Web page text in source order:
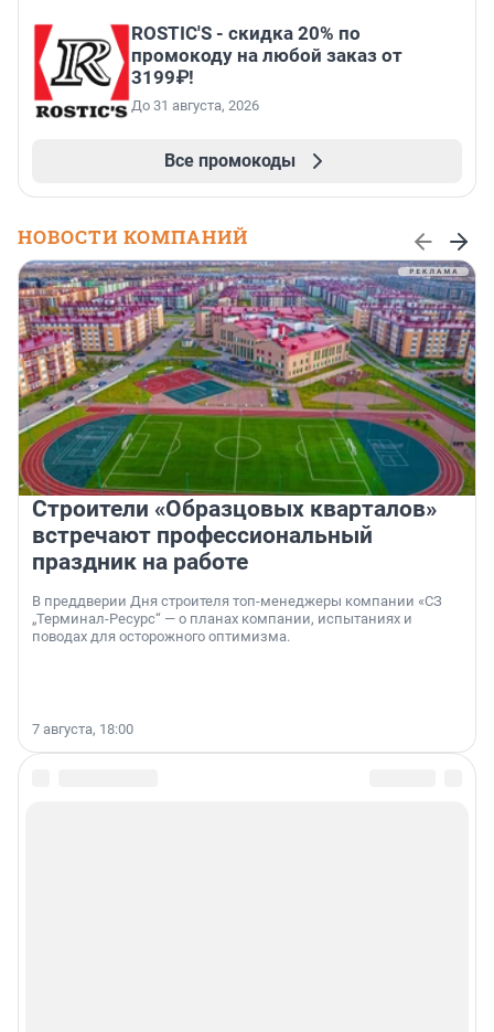
ROSTIC'S - скидка 20% по
промокоду на любой заказ от
3199₽!
До 31 августа, 2026
Все промокоды
НОВОСТИ КОМПАНИЙ
Строители «Образцовых кварталов»
встречают профессиональный
праздник на работе
В преддверии Дня строителя топ-менеджеры компании «СЗ
„Терминал-Ресурс“ — о планах компании, испытаниях и
поводах для осторожного оптимизма.
7 августа, 18:00